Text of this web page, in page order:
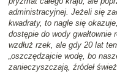
administracyjnej. Jeżeli się
kwadraty, to nagle się
dostępie do wody
wzdłuż rzek, ale gdy 20 lat
„oszczędzajcie wodę, bo
zanieczyszczają, źródeł